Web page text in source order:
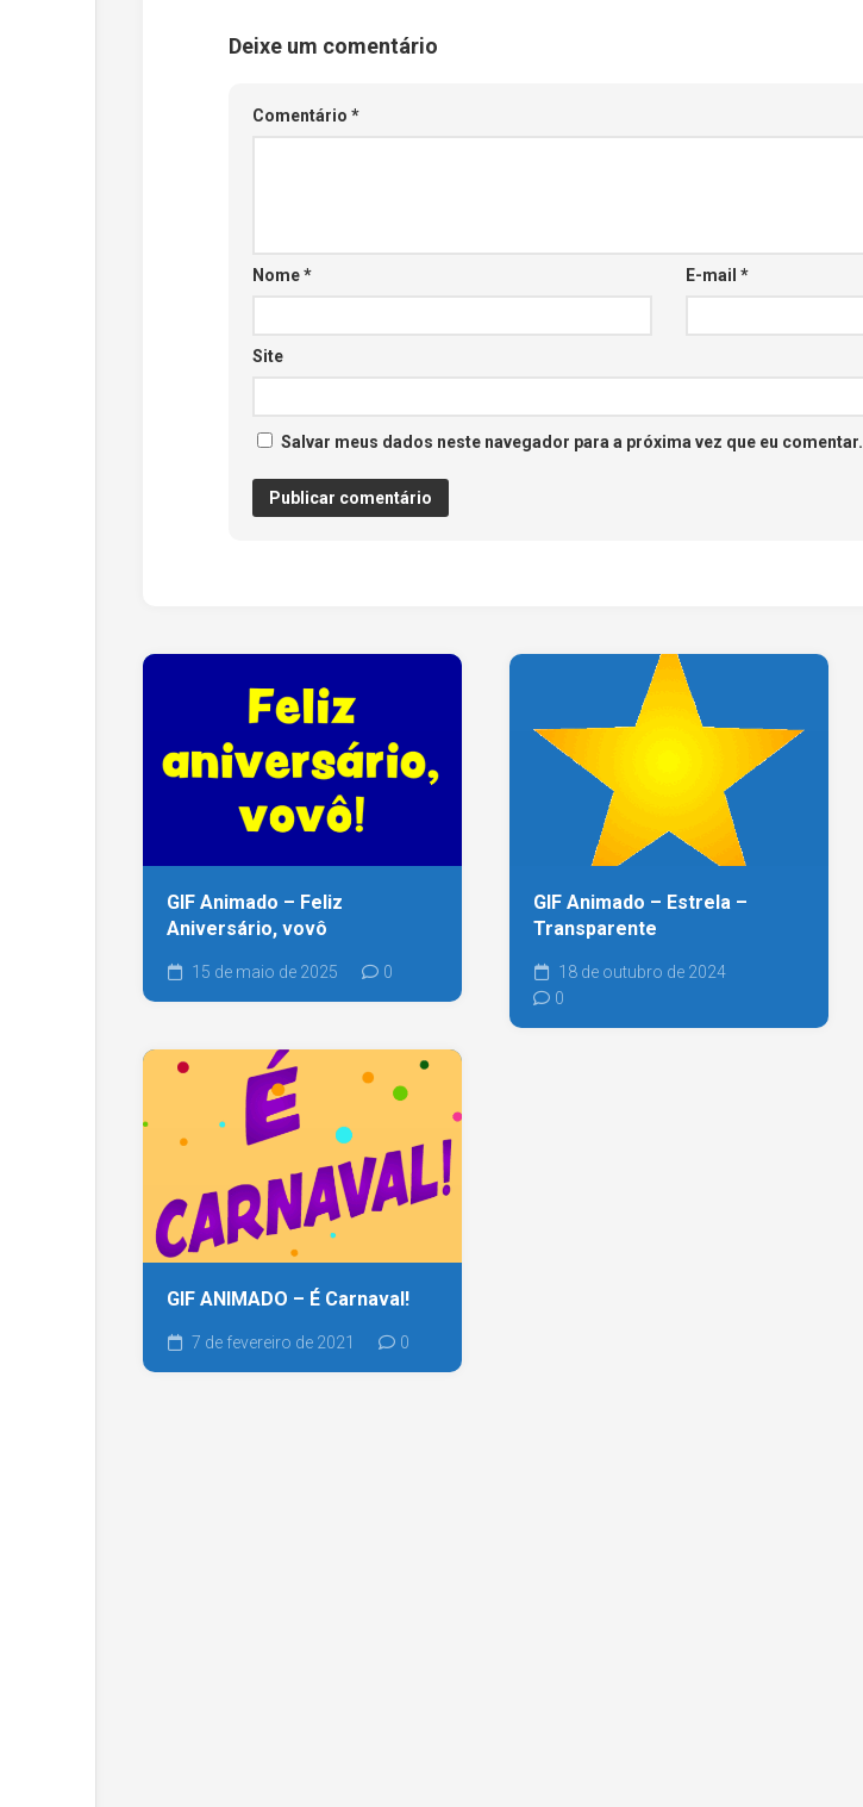
Deixe um comentário
Comentário *
Nome* E-mail *
Site
Salvar meus dados neste navegador para a próxima vez que eu comentar.
GIF Animado – Feliz
Aniversário, vovô
15 de maio de 2025 0
GIF Animado – Estrela –
Transparente
18 de outubro de 2024
0
GIF ANIMADO – É Carnaval!
7 de fevereiro de 2021 0